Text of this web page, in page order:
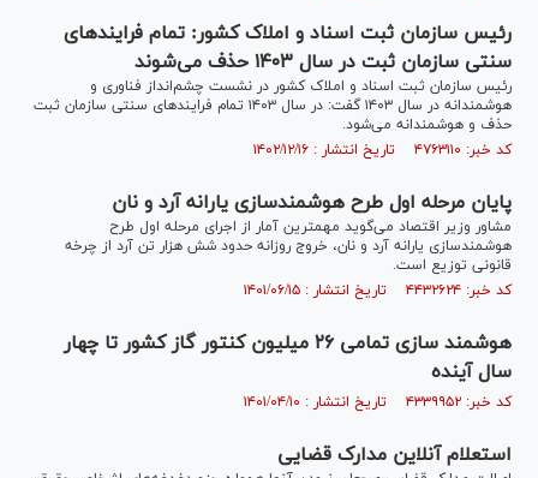
رئیس سازمان ثبت اسناد و املاک کشور: تمام فرایند‌های
سنتی سازمان ثبت در سال ۱۴۰۳ حذف می‌شوند
رئیس سازمان ثبت اسناد و املاک کشور در نشست چشم‌انداز فناوری و
هوشمندانه در سال ۱۴۰۳ گفت: در سال ۱۴۰۳ تمام فرایند‌های سنتی سازمان ثبت
حذف و هوشمندانه می‌شود.
کد خبر: ۴۷۶۳۱۱۰ تاریخ انتشار : ۱۴۰۲/۱۲/۱۶
پایان مرحله اول طرح هوشمندسازی یارانه آرد و نان
مشاور وزیر اقتصاد می‌گوید مهمترین آمار از اجرای مرحله اول طرح
هوشمندسازی یارانه آرد و نان، خروج روزانه حدود شش هزار تن آرد از چرخه
قانونی توزیع است.
کد خبر: ۴۴۳۲۶۲۴ تاریخ انتشار : ۱۴۰۱/۰۶/۱۵
هوشمند سازی تمامی ۲۶ میلیون کنتور گاز کشور تا چهار
سال آینده
کد خبر: ۴۳۳۹۹۵۲ تاریخ انتشار : ۱۴۰۱/۰۴/۱۰
استعلام آنلاین مدارک قضایی